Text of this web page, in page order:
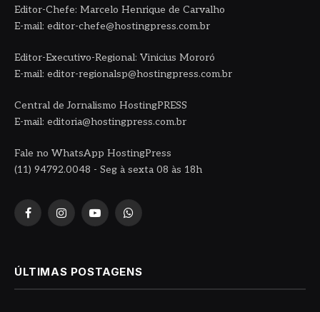
Editor-Chefe: Marcelo Henrique de Carvalho
E-mail: editor-chefe@hostingpress.com.br
Editor-Executivo-Regional: Vinicius Mororó
E-mail: editor-regionalsp@hostingpress.com.br
Central de Jornalismo HostingPRESS
E-mail: editoria@hostingpress.com.br
Fale no WhatsApp HostingPress
(11) 94792.0048 - Seg à sexta 08 às 18h
FacebookInstagramYouTubeWhatsApp
ÚLTIMAS POSTAGENS